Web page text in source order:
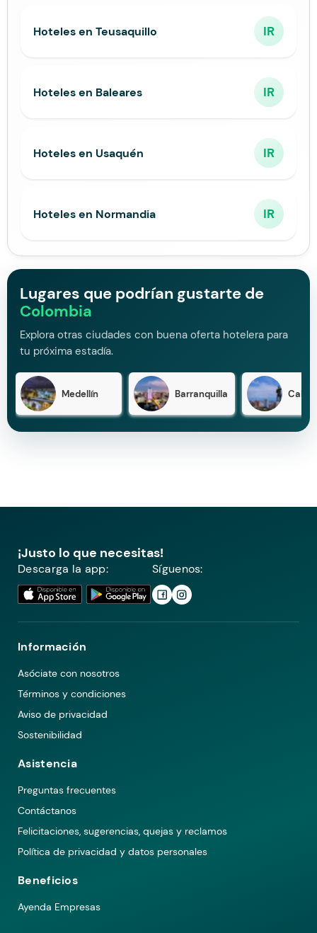
Hoteles en Teusaquillo IR
Hoteles en Baleares IR
Hoteles en Usaquén IR
Hoteles en Normandia IR
Lugares que podrían gustarte de
Colombia
Explora otras ciudades con buena oferta hotelera para
tu próxima estadía.
Medellín Barranquilla Cali
¡Justo lo que necesitas!
Descarga la app: Síguenos:
Información
Asóciate con nosotros
Términos y condiciones
Aviso de privacidad
Sostenibilidad
Asistencia
Preguntas frecuentes
Contáctanos
Felicitaciones, sugerencias, quejas y reclamos
Política de privacidad y datos personales
Beneficios
Ayenda Empresas